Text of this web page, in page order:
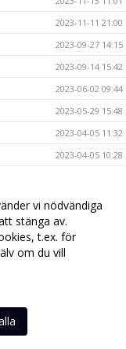
2023-11-11 21:00
2023-09-27 14:15
2023-09-14 15:42
2023-06-02 09:44
2023-05-29 15:48
2023-04-05 11:32
2023-04-05 10:28
2023-02-22 13:19
2023-02-19 21:38
2023-02-06 12:52
vi nödvändiga
stänga av.
t.ex. för
om du vill